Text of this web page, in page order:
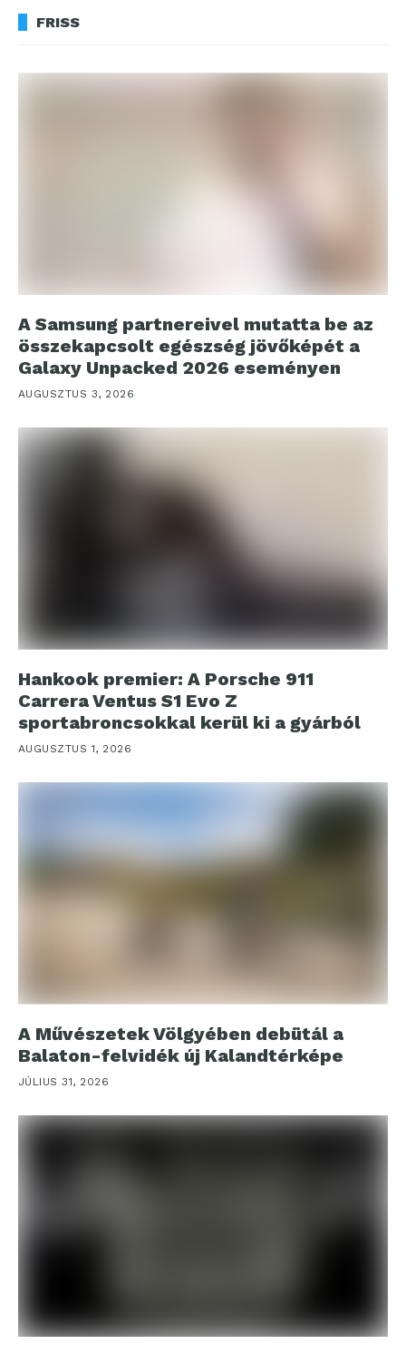
FRISS
A Samsung partnereivel mutatta be az
összekapcsolt egészség jövőképét a
Galaxy Unpacked 2026 eseményen
AUGUSZTUS 3, 2026
Hankook premier: A Porsche 911
Carrera Ventus S1 Evo Z
sportabroncsokkal kerül ki a gyárból
AUGUSZTUS 1, 2026
A Művészetek Völgyében debütál a
Balaton-felvidék új Kalandtérképe
JÚLIUS 31, 2026